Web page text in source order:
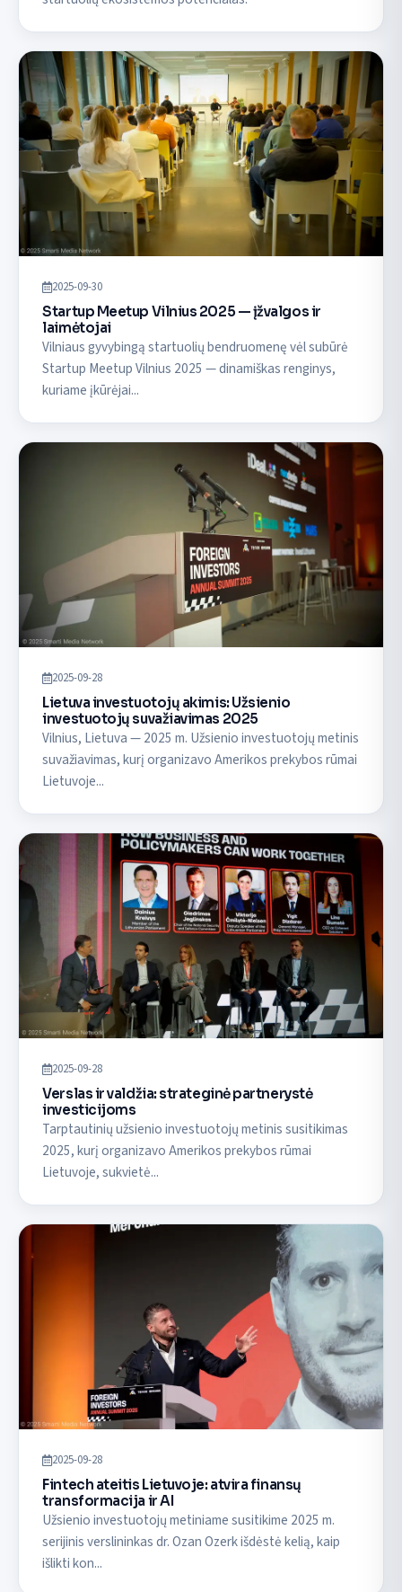
2025-09-30
Startup Meetup Vilnius 2025 — įžvalgos ir
laimėtojai
Vilniaus gyvybingą startuolių bendruomenę vėl subūrė
Startup Meetup Vilnius 2025 — dinamiškas renginys,
kuriame įkūrėjai...
2025-09-28
Lietuva investuotojų akimis: Užsienio
investuotojų suvažiavimas 2025
Vilnius, Lietuva — 2025 m. Užsienio investuotojų metinis
suvažiavimas, kurį organizavo Amerikos prekybos rūmai
Lietuvoje...
2025-09-28
Verslas ir valdžia: strateginė partnerystė
investicijoms
Tarptautinių užsienio investuotojų metinis susitikimas
2025, kurį organizavo Amerikos prekybos rūmai
Lietuvoje, sukvietė...
2025-09-28
Fintech ateitis Lietuvoje: atvira finansų
transformacija ir AI
Užsienio investuotojų metiniame susitikime 2025 m.
serijinis verslininkas dr. Ozan Ozerk išdėstė kelią, kaip
išlikti kon...